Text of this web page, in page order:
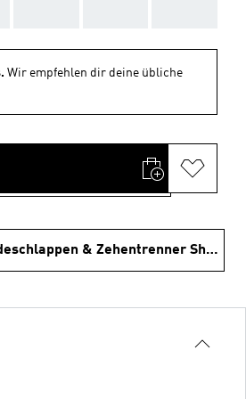
Wir empfehlen dir deine übliche
Wassersport Badeschlappen & Zehentrenner Shoppen